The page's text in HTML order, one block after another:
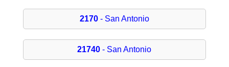
2170- San Antonio
21740 - San Antonio